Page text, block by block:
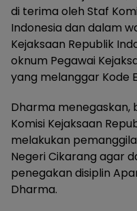
di terima oleh Staf
Indonesia dan dalam
Kejaksaan Republik
oknum Pegawai
yang melanggar Kode
Dharma menegaskan,
Komisi Kejaksaan
melakukan
Negeri Cikarang agar
penegakan disiplin
Dharma.